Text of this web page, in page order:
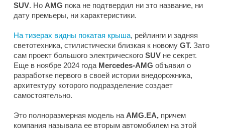
SUV. Но AMG пока не подтвердил ни это название, ни
дату премьеры, ни характеристики.
На тизерах видны покатая крыша, рейлинги и задняя
светотехника, стилистически близкая к новому GT. Зато
сам проект большого электрического SUV не секрет.
Еще в ноябре 2024 года Mercedes-AMG объявил о
разработке первого в своей истории внедорожника,
архитектуру которого подразделение создает
самостоятельно.
Это полноразмерная модель на AMG.EA, причем
компания называла ее вторым автомобилем на этой